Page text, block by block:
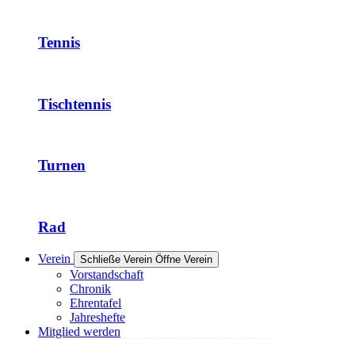
Tennis
Tischtennis
Turnen
Rad
Verein Schließe Verein Öffne Verein
Vorstandschaft
Chronik
Ehrentafel
Jahreshefte
Mitglied werden